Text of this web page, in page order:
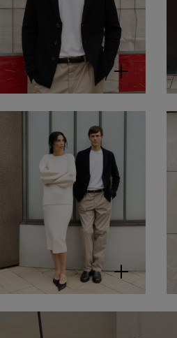
T-Shirt aus
Bio-Baumwolle
WESSLEY
T-Shirt aus